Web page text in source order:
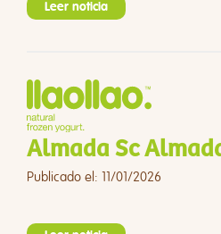
Leer noticia
Almada Sc
Publicado el: 11/01/2026